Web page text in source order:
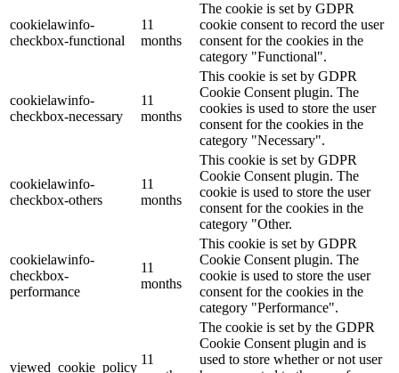
cookielawinfo-
checkbox-functional
11
months
The cookie is set by GDPR
cookie consent to record the user
consent for the cookies in the
category "Functional".
cookielawinfo-
checkbox-necessary
11
months
This cookie is set by GDPR
Cookie Consent plugin. The
cookies is used to store the user
consent for the cookies in the
category "Necessary".
cookielawinfo-
checkbox-others
11
months
This cookie is set by GDPR
Cookie Consent plugin. The
cookie is used to store the user
consent for the cookies in the
category "Other.
cookielawinfo-
checkbox-
performance
11
months
This cookie is set by GDPR
Cookie Consent plugin. The
cookie is used to store the user
consent for the cookies in the
category "Performance".
viewed_cookie_policy
11
The cookie is set by the GDPR
Cookie Consent plugin and is
used to store whether or not user